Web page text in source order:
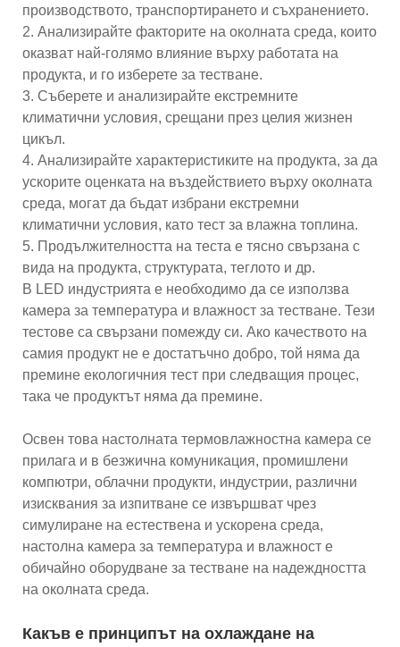
производството, транспортирането и съхранението.
2. Анализирайте факторите на околната среда, които
оказват най-голямо влияние върху работата на
продукта, и го изберете за тестване.
3. Съберете и анализирайте екстремните
климатични условия, срещани през целия жизнен
цикъл.
4. Анализирайте характеристиките на продукта, за да
ускорите оценката на въздействието върху околната
среда, могат да бъдат избрани екстремни
климатични условия, като тест за влажна топлина.
5. Продължителността на теста е тясно свързана с
вида на продукта, структурата, теглото и др.
В LED индустрията е необходимо да се използва
камера за температура и влажност за тестване. Тези
тестове са свързани помежду си. Ако качеството на
самия продукт не е достатъчно добро, той няма да
премине екологичния тест при следващия процес,
така че продуктът няма да премине.
Освен това настолната термовлажностна камера се
прилага и в безжична комуникация, промишлени
компютри, облачни продукти, индустрии, различни
изисквания за изпитване се извършват чрез
симулиране на естествена и ускорена среда,
настолна камера за температура и влажност е
обичайно оборудване за тестване на надеждността
на околната среда.
Какъв е принципът на охлаждане на